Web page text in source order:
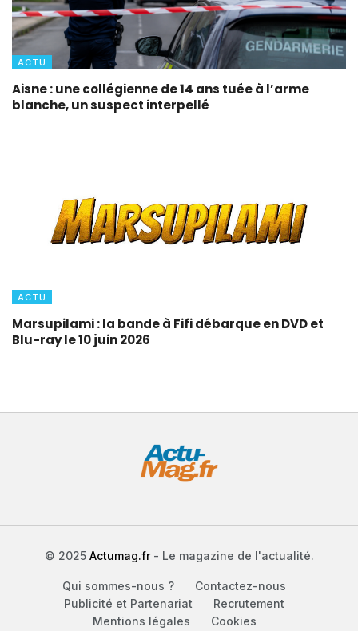
ACTU
Aisne : une collégienne de 14 ans tuée à l’arme
blanche, un suspect interpellé
ACTU
Marsupilami : la bande à Fifi débarque en DVD et
Blu-ray le 10 juin 2026
© 2025 Actumag.fr- Le magazine de l'actualité.
Qui sommes-nous ?
Contactez-nous
Publicité et Partenariat
Recrutement
Mentions légales
Cookies